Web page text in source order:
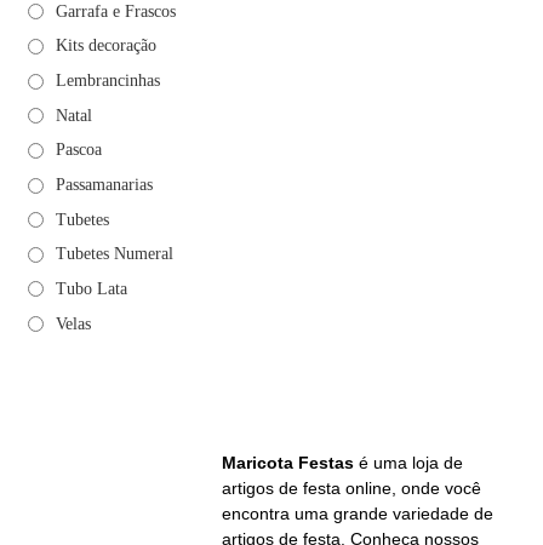
Garrafa e Frascos
Kits decoração
Lembrancinhas
Natal
Pascoa
Passamanarias
Tubetes
Tubetes Numeral
Tubo Lata
Velas
Maricota Festas é uma loja de
artigos de festa online, onde você
encontra uma grande variedade de
artigos de festa. Conheça nossos